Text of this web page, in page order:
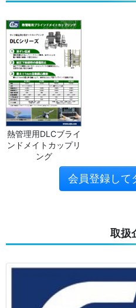
熱管理用DLCブライ
ンドメイトカップリ
ング
会員登録して
取扱